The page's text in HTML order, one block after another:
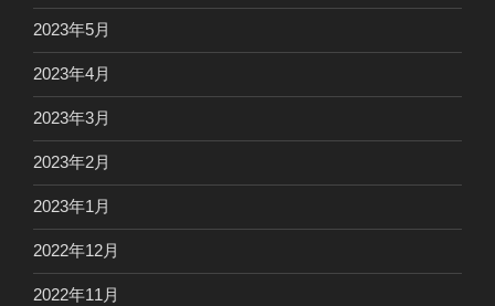
2023年5月
2023年4月
2023年3月
2023年2月
2023年1月
2022年12月
2022年11月